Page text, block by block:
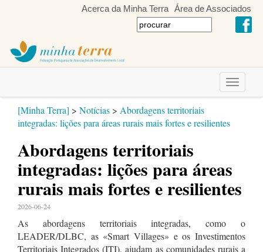
Acerca da Minha Terra Área de Associados
Toggle
[Minha Terra] > Notícias > Abordagens territoriais
integradas: lições para áreas rurais mais fortes e resilientes
Abordagens territoriais
integradas: lições para áreas
rurais mais fortes e resilientes
2026-06-24
As abordagens territoriais integradas, como o
LEADER/DLBC, as «Smart Villages» e os Investimentos
Territoriais Integrados (ITI), ajudam as comunidades rurais a